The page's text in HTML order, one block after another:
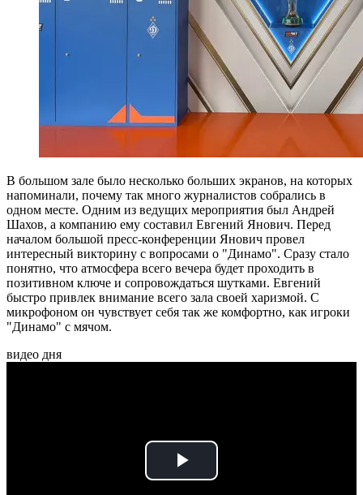
В большом зале было несколько больших экранов, на которых
напоминали, почему так много журналистов собрались в
одном месте. Одним из ведущих мероприятия был Андрей
Шахов, а компанию ему составил Евгений Янович. Перед
началом большой пресс-конференции Янович провел
интересный викторину с вопросами о "Динамо". Сразу стало
понятно, что атмосфера всего вечера будет проходить в
позитивном ключе и сопровождаться шутками. Евгений
быстро привлек внимание всего зала своей харизмой. С
микрофоном он чувствует себя так же комфортно, как игроки
"Динамо" с мячом.
видео дня
Play